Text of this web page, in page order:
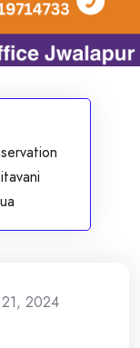
21, 2024